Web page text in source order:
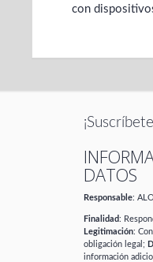
con
DATOS
Responsable:
Finalidad:
Legitimación:
obligación legal;
información